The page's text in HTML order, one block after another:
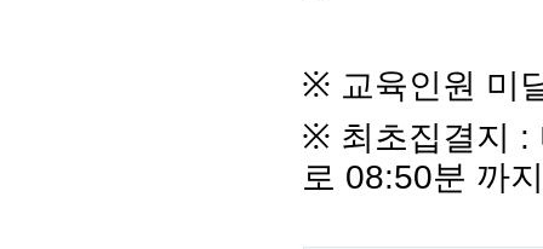
※ 교육인원 미
※ 최초집결지
:
로 08:50분 까